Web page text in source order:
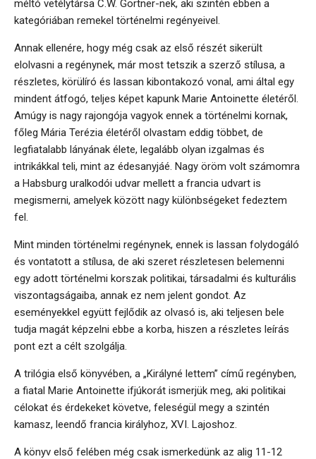
méltó vetélytársa C.W. Gortner-nek, aki szintén ebben a
kategóriában remekel történelmi regényeivel.
Annak ellenére, hogy még csak az első részét sikerült
elolvasni a regénynek, már most tetszik a szerző stílusa, a
részletes, körülíró és lassan kibontakozó vonal, ami által egy
mindent átfogó, teljes képet kapunk Marie Antoinette életéről.
Amúgy is nagy rajongója vagyok ennek a történelmi kornak,
főleg Mária Terézia életéről olvastam eddig többet, de
legfiatalabb lányának élete, legalább olyan izgalmas és
intrikákkal teli, mint az édesanyjáé. Nagy öröm volt számomra
a Habsburg uralkodói udvar mellett a francia udvart is
megismerni, amelyek között nagy különbségeket fedeztem
fel.
Mint minden történelmi regénynek, ennek is lassan folydogáló
és vontatott a stílusa, de aki szeret részletesen belemenni
egy adott történelmi korszak politikai, társadalmi és kulturális
viszontagságaiba, annak ez nem jelent gondot. Az
eseményekkel együtt fejlődik az olvasó is, aki teljesen bele
tudja magát képzelni ebbe a korba, hiszen a részletes leírás
pont ezt a célt szolgálja.
A trilógia első könyvében, a „Királyné lettem” című regényben,
a fiatal Marie Antoinette ifjúkorát ismerjük meg, aki politikai
célokat és érdekeket követve, feleségül megy a szintén
kamasz, leendő francia királyhoz, XVI. Lajoshoz.
A könyv első felében még csak ismerkedünk az alig 11-12